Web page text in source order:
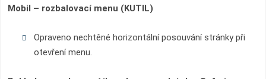
Mobil – rozbalovací menu (KUTIL)
Opraveno nechtěné horizontální posouvání stránky při
otevření menu.